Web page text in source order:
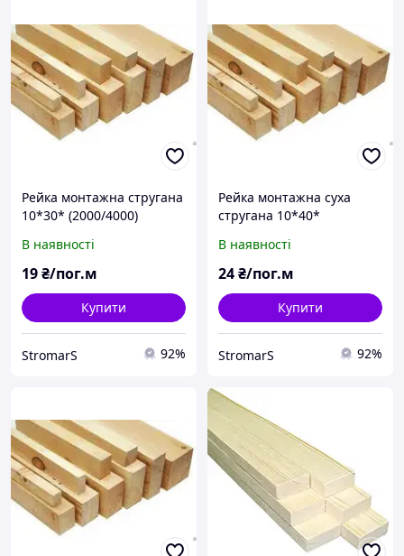
Рейка монтажна стругана
10*30* (2000/4000)
В наявності
19₴/пог.м
Купити
StromarS 92%
Рейка монтажна суха
стругана 10*40*
В наявності
24₴/пог.м
Купити
StromarS 92%